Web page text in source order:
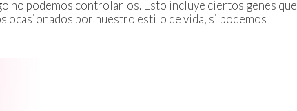
no podemos controlarlos. Esto incluye ciertos genes que
ocasionados por nuestro estilo de vida, si podemos